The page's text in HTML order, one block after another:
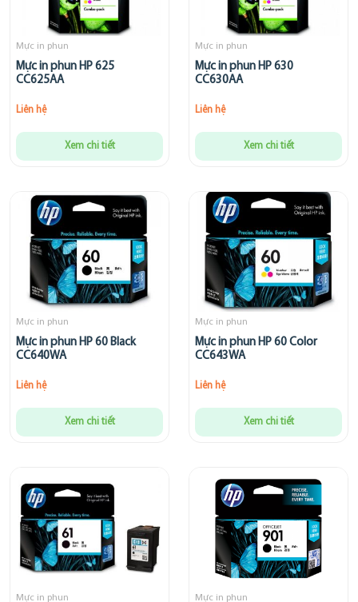
Mực in phun
Mực in phun HP 625
CC625AA
Liên hệ
Xem chi tiết
Mực in phun
Mực in phun HP 630
CC630AA
Liên hệ
Xem chi tiết
Mực in phun
Mực in phun HP 60 Black
CC640WA
Liên hệ
Xem chi tiết
Mực in phun
Mực in phun HP 60 Color
CC643WA
Liên hệ
Xem chi tiết
Mực in phun Mực in phun